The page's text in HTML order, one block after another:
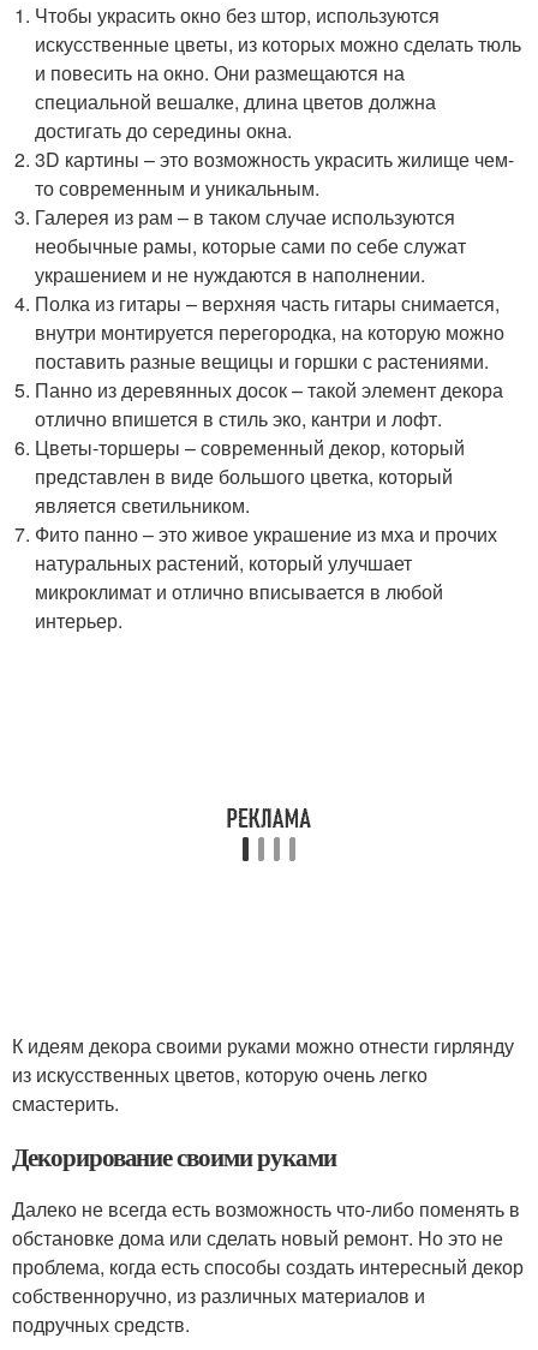
Чтобы украсить окно без штор, используются
искусственные цветы, из которых можно сделать тюль
и повесить на окно. Они размещаются на
специальной вешалке, длина цветов должна
достигать до середины окна.
3D картины – это возможность украсить жилище чем-
то современным и уникальным.
Галерея из рам – в таком случае используются
необычные рамы, которые сами по себе служат
украшением и не нуждаются в наполнении.
Полка из гитары – верхняя часть гитары снимается,
внутри монтируется перегородка, на которую можно
поставить разные вещицы и горшки с растениями.
Панно из деревянных досок – такой элемент декора
отлично впишется в стиль эко, кантри и лофт.
Цветы-торшеры – современный декор, который
представлен в виде большого цветка, который
является светильником.
Фито панно – это живое украшение из мха и прочих
натуральных растений, который улучшает
микроклимат и отлично вписывается в любой
интерьер.
К идеям декора своими руками можно отнести гирлянду
из искусственных цветов, которую очень легко
смастерить.
Декорирование своими руками
Далеко не всегда есть возможность что-либо поменять в
обстановке дома или сделать новый ремонт. Но это не
проблема, когда есть способы создать интересный декор
собственноручно, из различных материалов и
подручных средств.